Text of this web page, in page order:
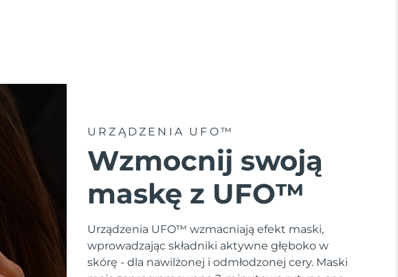
URZĄDZENIA UFO™
Wzmocnij swoją
maskę z UFO™
Urządzenia UFO™ wzmacniają efekt maski,
wprowadzając składniki aktywne głęboko w
skórę - dla nawilżonej i odmłodzonej cery. Maski